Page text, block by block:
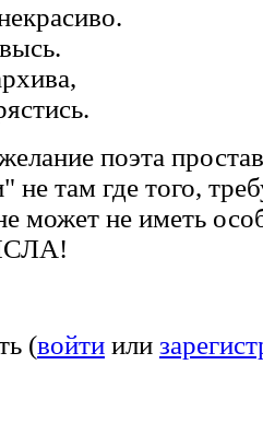
поэта
не там где того,
может не иметь
(войти или